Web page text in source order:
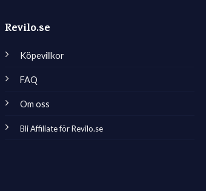
Revilo.se
Köpevillkor
FAQ
Om oss
Bli Affiliate för Revilo.se